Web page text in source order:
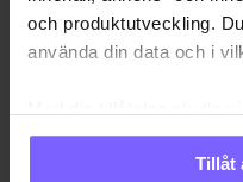
och produktutveckling.
använda din data och i
Samla in
som kan ha en Tillåt